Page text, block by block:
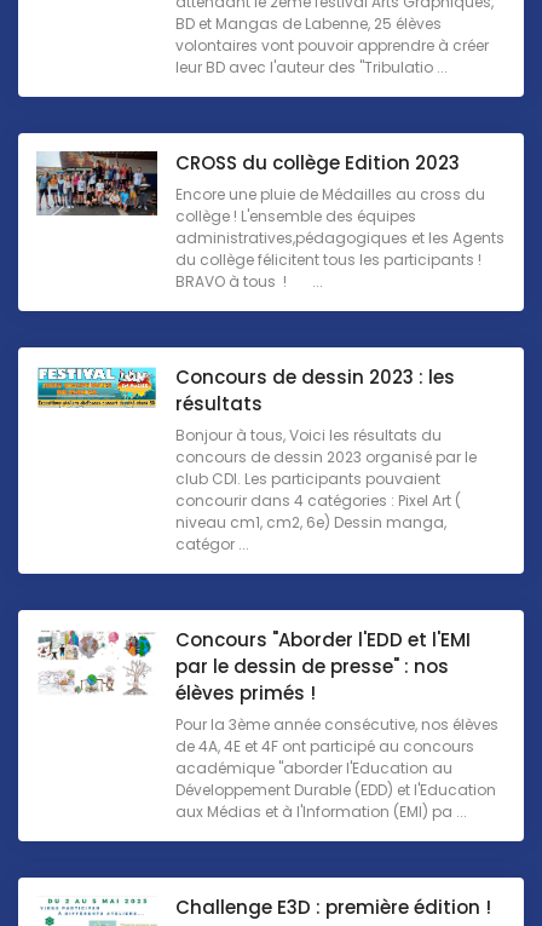
BD et Mangas de Labenne, 25 élèves
volontaires vont pouvoir apprendre à créer
leur BD avec l'auteur des "Tribulatio ...
CROSS du collège Edition 2023
Encore une pluie de Médailles au cross du
collège ! L'ensemble des équipes
administratives,pédagogiques et les Agents
du collège félicitent tous les participants !
BRAVO à tous ! ...
Concours de dessin 2023 : les
résultats
Bonjour à tous, Voici les résultats du
concours de dessin 2023 organisé par le
club CDI. Les participants pouvaient
concourir dans 4 catégories : Pixel Art (
niveau cm1, cm2, 6e) Dessin manga,
catégor ...
Concours "Aborder l'EDD et l'EMI
par le dessin de presse" : nos
élèves primés !
Pour la 3ème année consécutive, nos élèves
de 4A, 4E et 4F ont participé au concours
académique "aborder l'Education au
Développement Durable (EDD) et l'Education
aux Médias et à l'Information (EMI) pa ...
Challenge E3D : première édition !